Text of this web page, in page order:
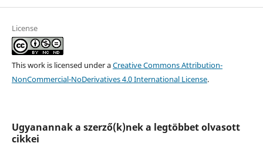
License
This work is licensed under aCreative Commons Attribution-
NonCommercial-NoDerivatives 4.0 International License.
Ugyanannak a szerző(k)nek a legtöbbet olvasott
cikkei